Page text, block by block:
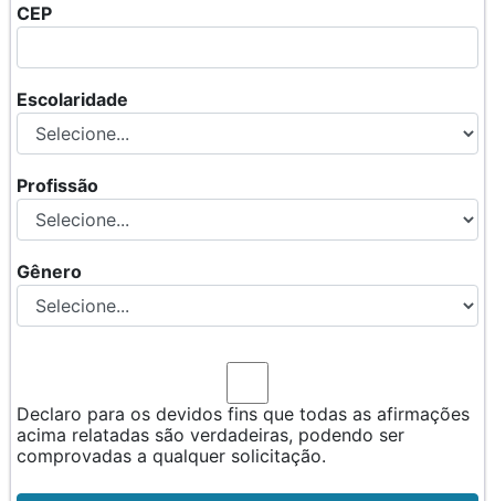
CEP
Escolaridade
Profissão
Gênero
Declaro para os devidos fins que todas as afirmações
acima relatadas são verdadeiras, podendo ser
comprovadas a qualquer solicitação.